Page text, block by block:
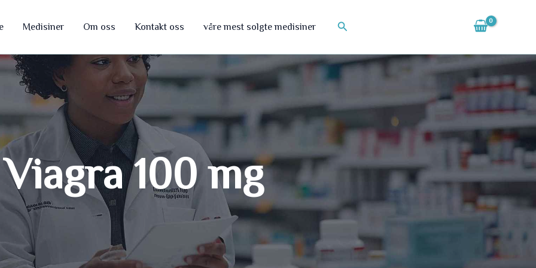
Medisiner Om oss Kontakt oss våre mest solgte medisiner Søk
Viagra 100 mg